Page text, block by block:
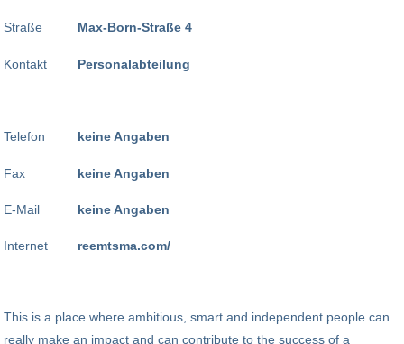
Straße
Kontakt
Telefon
Fax
E-Mail
Internet
Max-Born-Straße 4
Personalabteilung
keine Angaben
keine Angaben
keine Angaben
reemtsma.com/
This is a place where ambitious, smart and independent people can
really make an impact and can contribute to the success of a